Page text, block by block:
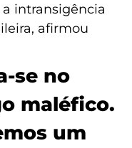
intransigência
afirmou
se no
maléfico.
um